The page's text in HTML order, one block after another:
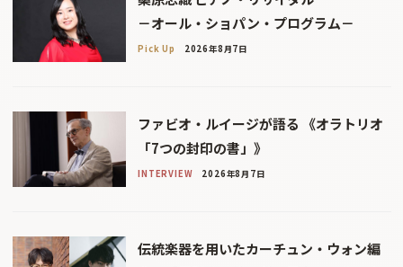
－オール・ショパン・プログラム－
Pick Up 2026年8月7日
ファビオ・ルイージが語る 《オラトリオ
「7つの封印の書」》
INTERVIEW 2026年8月7日
伝統楽器を用いたカーチュン・ウォン編